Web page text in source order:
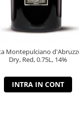
Montepulciano
Dry, Red, 0.75L, 14%
INTRA IN CONT